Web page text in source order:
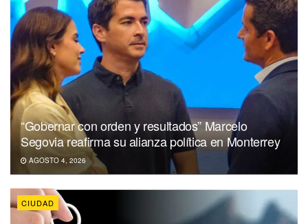
“Gobernar con orden y resultados” Marcelo
Segovia reafirma su alianza política en Monterrey
AGOSTO 4, 2026
CIUDAD